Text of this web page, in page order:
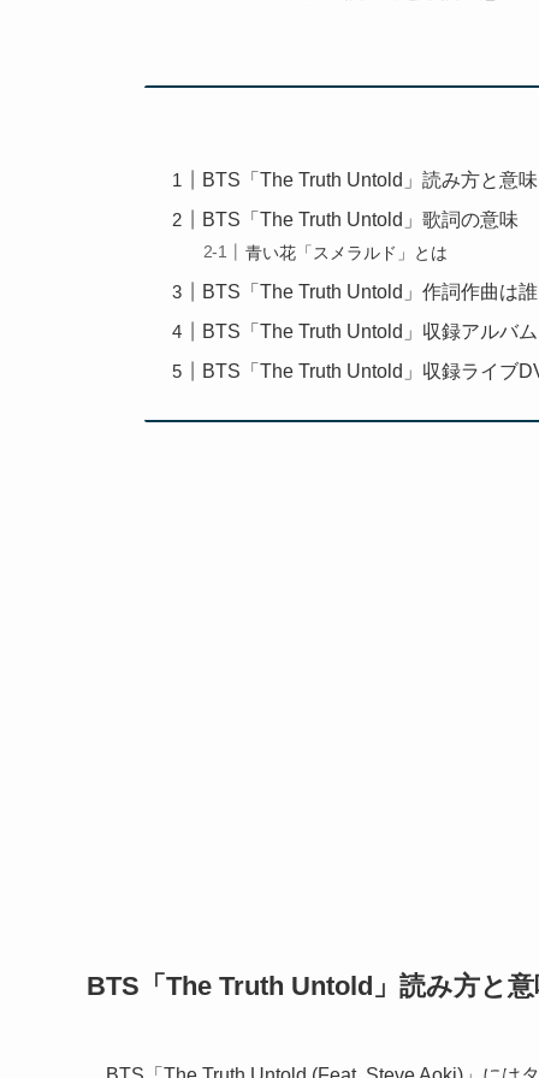
BTS「The Truth Untold」読み方と意味
BTS「The Truth Untold」歌詞の意味
青い花「スメラルド」とは
BTS「The Truth Untold」作詞作曲は誰
BTS「The Truth Untold」収録アルバム
BTS「The Truth Untold」収録ライブ
BTS「The Truth Untold」読み方と